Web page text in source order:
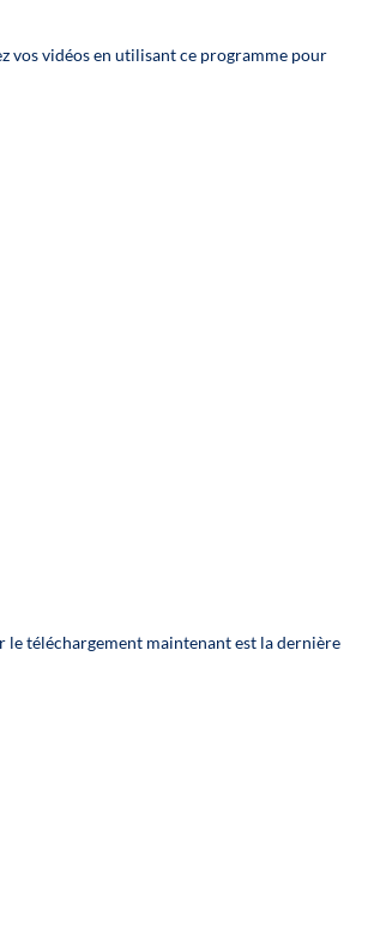
vos vidéos en utilisant ce programme pour
le téléchargement maintenant est la dernière